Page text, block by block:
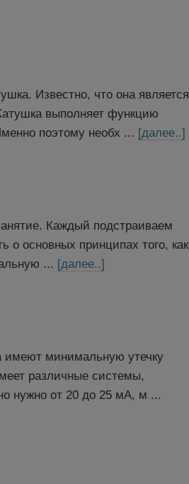
Известно, что она является
выполняет функцию
поэтому необх ... [далее..]
Каждый подстраиваем
о основных принципах того, как
... [далее..]
имеют минимальную утечку
различные системы,
нужно от 20 до 25 мА, м ...